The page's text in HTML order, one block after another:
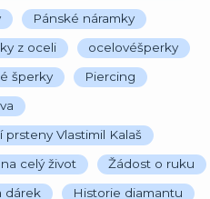
Pánské náramky
z oceli
ocelovéšperky
šperky
Piercing
prsteny Vlastimil Kalaš
celý život
Žádost o ruku
dárek
Historie diamantu